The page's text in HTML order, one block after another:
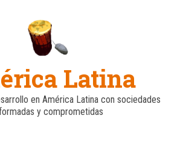
Latina
en América Latina con sociedades
y comprometidas